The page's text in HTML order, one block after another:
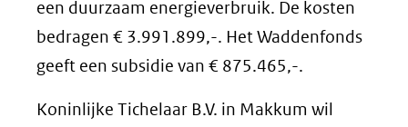
een duurzaam energieverbruik. De kosten
bedragen € 3.991.899,-. Het Waddenfonds
geeft een subsidie van € 875.465,-.
Koninlijke Tichelaar B.V. in Makkum wil